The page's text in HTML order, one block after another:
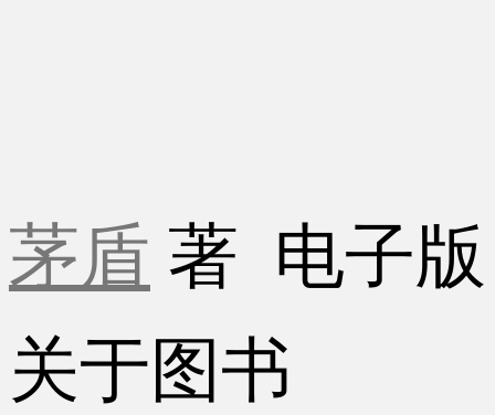
茅盾 著 电子
关于图书